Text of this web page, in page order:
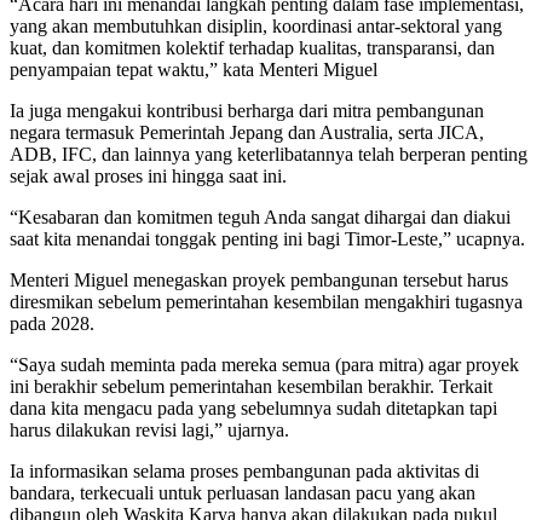
“Acara hari ini menandai langkah penting dalam fase implementasi,
yang akan membutuhkan disiplin, koordinasi antar-sektoral yang
kuat, dan komitmen kolektif terhadap kualitas, transparansi, dan
penyampaian tepat waktu,” kata Menteri Miguel
Ia juga mengakui kontribusi berharga dari mitra pembangunan
negara termasuk Pemerintah Jepang dan Australia, serta JICA,
ADB, IFC, dan lainnya yang keterlibatannya telah berperan penting
sejak awal proses ini hingga saat ini.
“Kesabaran dan komitmen teguh Anda sangat dihargai dan diakui
saat kita menandai tonggak penting ini bagi Timor-Leste,” ucapnya.
Menteri Miguel menegaskan proyek pembangunan tersebut harus
diresmikan sebelum pemerintahan kesembilan mengakhiri tugasnya
pada 2028.
“Saya sudah meminta pada mereka semua (para mitra) agar proyek
ini berakhir sebelum pemerintahan kesembilan berakhir. Terkait
dana kita mengacu pada yang sebelumnya sudah ditetapkan tapi
harus dilakukan revisi lagi,” ujarnya.
Ia informasikan selama proses pembangunan pada aktivitas di
bandara, terkecuali untuk perluasan landasan pacu yang akan
dibangun oleh Waskita Karya hanya akan dilakukan pada pukul